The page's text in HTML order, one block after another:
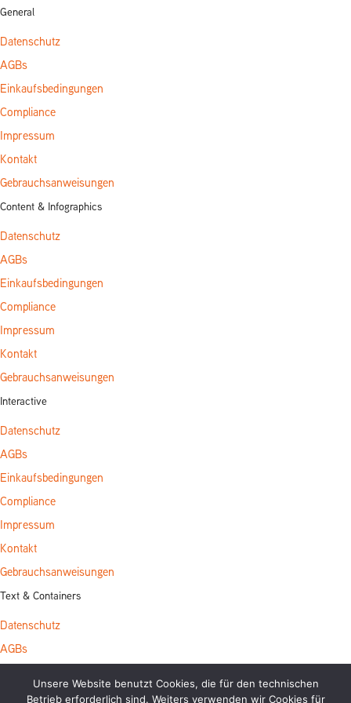
General
Datenschutz
AGBs
Einkaufsbedingungen
Compliance
Impressum
Kontakt
Gebrauchsanweisungen
Content & Infographics
Datenschutz
AGBs
Einkaufsbedingungen
Compliance
Impressum
Kontakt
Gebrauchsanweisungen
Interactive
Datenschutz
AGBs
Einkaufsbedingungen
Compliance
Impressum
Kontakt
Gebrauchsanweisungen
Text & Containers
Datenschutz
AGBs
Compliance
Unsere Website benutzt Cookies, die für den technischen
Betrieb erforderlich sind. Weiters verwenden wir Cookies für